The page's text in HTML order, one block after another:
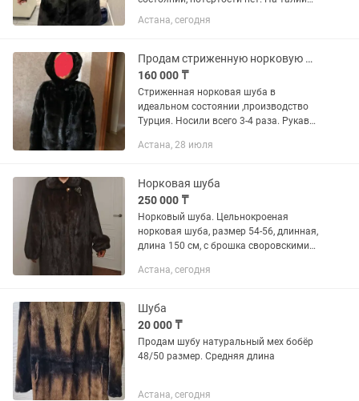
есть кулисы что можно регулировать,
цвет мокко. По цене договоримся
Астана, сегодня
Продам стриженную норковую шубу
160 000 ₸
Стриженная норковая шуба в
идеальном состоянии ,производство
Турция. Носили всего 3-4 раза. Рукава
Астана, 28 июля
Норковая шуба
250 000 ₸
Норковый шуба. Цельнокроеная
норковая шуба, размер 54-56, длинная,
длина 150 см, с брошка своровскими
Астана, сегодня
Шуба
20 000 ₸
Продам шубу натуральный мех бобёр
48/50 размер. Средняя длина
Астана, сегодня